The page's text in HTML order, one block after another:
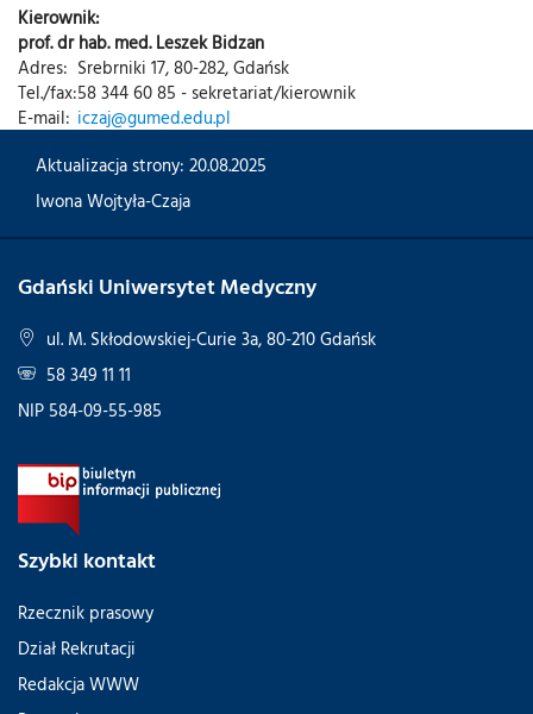
Kierownik:
prof. dr hab. med. Leszek Bidzan
Adres: Srebrniki 17, 80-282, Gdańsk
Tel./fax:58 344 60 85 - sekretariat/kierownik
E-mail: iczaj@gumed.edu.pl
Aktualizacja strony: 20.08.2025
Iwona Wojtyła-Czaja
Gdański Uniwersytet Medyczny
ul. M. Skłodowskiej-Curie 3a, 80-210 Gdańsk
58 349 11 11
NIP 584-09-55-985
Szybki kontakt
Rzecznik prasowy
Dział Rekrutacji
Redakcja WWW